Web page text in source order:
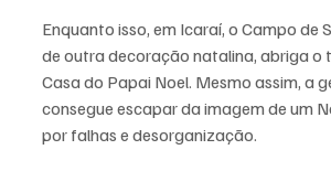
Enquanto isso, em Icaraí, o Campo de
de outra decoração natalina, abriga o
Casa do Papai Noel. Mesmo assim, a
consegue escapar da imagem de um
por falhas e desorganização.